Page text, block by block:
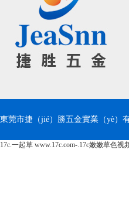
東莞市捷（jié）勝五金實業（yè）
17c.一起草 www.17c.com-.17c嫩嫩草色